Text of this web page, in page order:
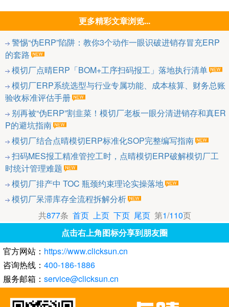
更多精彩文章浏览...
警惕“伪ERP”陷阱：教你3个动作一眼识破进销存冒充ERP
的套路
模切厂点晴ERP「BOM+工序扫码报工」落地执行清单
模切厂ERP系统选型与行业专属功能、成本核算、财务总账
验收标准评估手册
别再被“伪ERP”割韭菜！模切厂老板一眼分清进销存和真ER
P的避坑指南
模切厂结合点晴模切ERP标准化SOP完整编写指南
扫码MES报工精准管控工时，点晴模切ERP破解模切厂工
时统计管理难题
模切厂排产中 TOC 瓶颈约束理论实操落地
模切厂呆滞库存全流程拆解分析
共877条 首页 上页 下页 尾页第1/110页
点击右上角图标分享到朋友圈
官方网站： https://www.clicksun.cn
咨询热线： 400-186-1886
服务邮箱： service@clicksun.cn